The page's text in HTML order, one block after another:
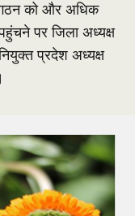
को और अधिक
पर जिला अध्यक्ष
प्रदेश अध्यक्ष